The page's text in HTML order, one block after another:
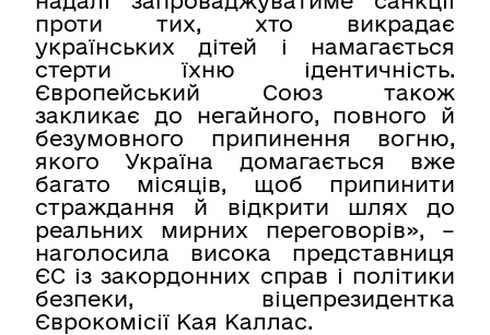
проти тих, хто викрадає
українських дітей і намагається
стерти їхню ідентичність.
Європейський Союз також
закликає до негайного, повного й
безумовного припинення вогню,
якого Україна домагається вже
багато місяців, щоб припинити
страждання й відкрити шлях до
реальних мирних переговорів», –
наголосила висока представниця
ЄС із закордонних справ і політики
безпеки, віцепрезидентка
Єврокомісії Кая Каллас.